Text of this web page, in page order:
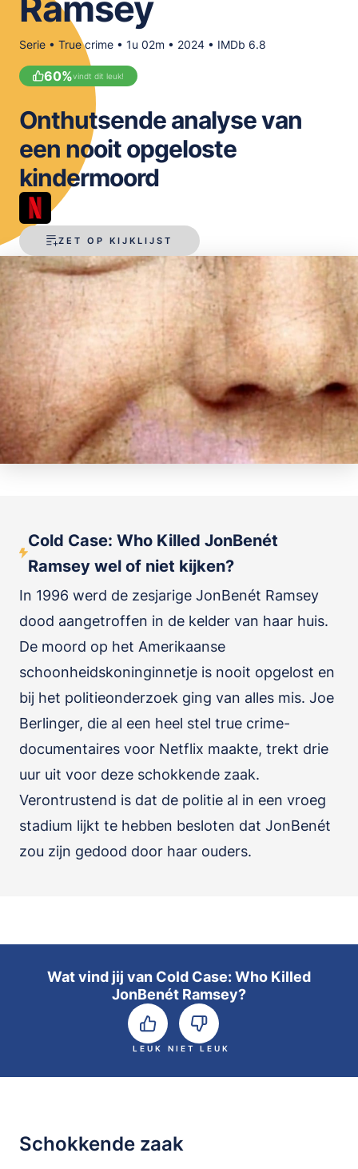
Serie • True crime • 1u 02m • 2024 • IMDb 6.8
60%vindt dit leuk!
ZET OP KIJKLIJST
Onthutsende analyse van
een nooit opgeloste
kindermoord
Cold Case: Who Killed JonBenét
Ramsey wel of niet kijken?
In 1996 werd de zesjarige JonBenét Ramsey
dood aangetroffen in de kelder van haar huis.
De moord op het Amerikaanse
schoonheidskoninginnetje is nooit opgelost en
bij het politieonderzoek ging van alles mis. Joe
Berlinger, die al een heel stel true crime-
documentaires voor Netflix maakte, trekt drie
uur uit voor deze schokkende zaak.
Verontrustend is dat de politie al in een vroeg
stadium lijkt te hebben besloten dat JonBenét
zou zijn gedood door haar ouders.
Wat vind jij van Cold Case: Who Killed
JonBenét Ramsey?
LEUK NIET LEUK
Schokkende zaak